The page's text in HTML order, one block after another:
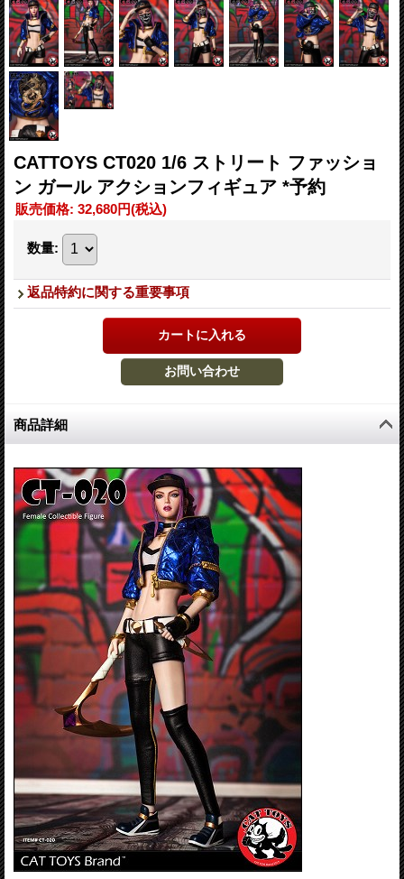
CATTOYS CT020 1/6 ストリート ファッショ
ン ガール アクションフィギュア *予約
販売価格: 32,680円(税込)
数量:
返品特約に関する重要事項
商品詳細